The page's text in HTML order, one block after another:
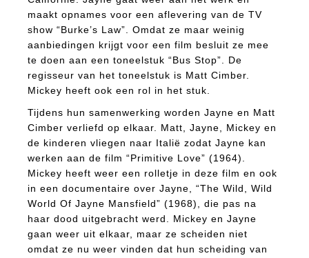
maakt opnames voor een aflevering van de TV
show “Burke’s Law”. Omdat ze maar weinig
aanbiedingen krijgt voor een film besluit ze mee
te doen aan een toneelstuk “Bus Stop”. De
regisseur van het toneelstuk is Matt Cimber.
Mickey heeft ook een rol in het stuk.
Tijdens hun samenwerking worden Jayne en Matt
Cimber verliefd op elkaar. Matt, Jayne, Mickey en
de kinderen vliegen naar Italië zodat Jayne kan
werken aan de film “Primitive Love” (1964).
Mickey heeft weer een rolletje in deze film en ook
in een documentaire over Jayne, “The Wild, Wild
World Of Jayne Mansfield” (1968), die pas na
haar dood uitgebracht werd. Mickey en Jayne
gaan weer uit elkaar, maar ze scheiden niet
omdat ze nu weer vinden dat hun scheiding van